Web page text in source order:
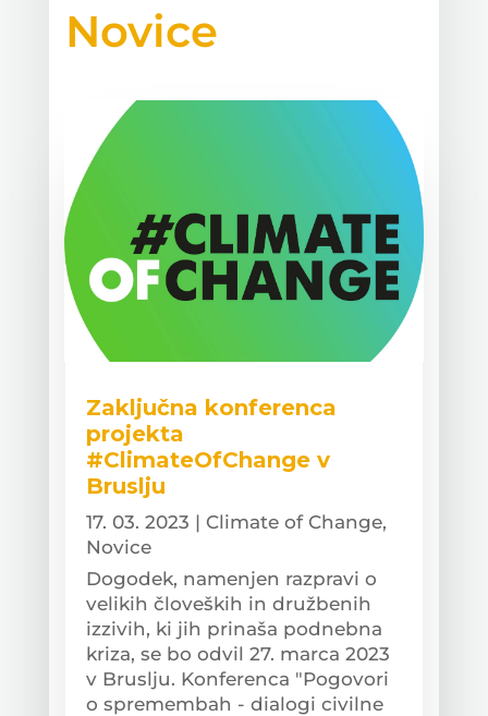
Novice
Zaključna konferenca
projekta
#ClimateOfChange v
Bruslju
17. 03. 2023 | Climate of Change,
Novice
Dogodek, namenjen razpravi o
velikih človeških in družbenih
izzivih, ki jih prinaša podnebna
kriza, se bo odvil 27. marca 2023
v Bruslju. Konferenca "Pogovori
o spremembah - dialogi civilne